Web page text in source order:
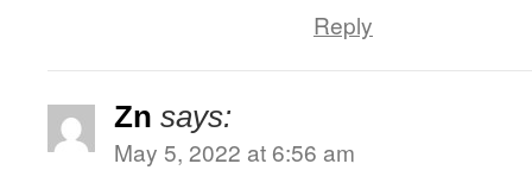
Reply
Zn says:
May 5, 2022 at 6:56 am